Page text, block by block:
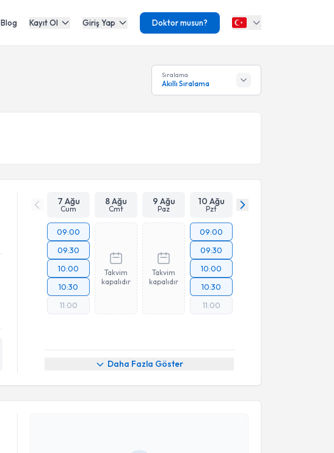
Blog Kayıt Ol Giriş Yap Doktor musun?
Sıralama
Akıllı Sıralama
7 Ağu
Cum
8 Ağu
Cmt
9 Ağu
Paz
10 Ağu
Pzt
09:00
09:30
10:00
10:30
11:00
Takvim
kapalıdır
Takvim
kapalıdır
09:00
09:30
10:00
10:30
11:00
Daha Fazla Göster
Randevu Takvimi Talebi
Dyt. Dilan Demirdelen